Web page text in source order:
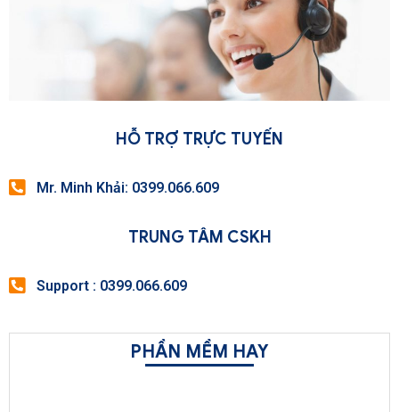
HỖ TRỢ TRỰC TUYẾN
Mr. Minh Khải: 0399.066.609
TRUNG TÂM CSKH
Support : 0399.066.609
PHẦN MỀM HAY